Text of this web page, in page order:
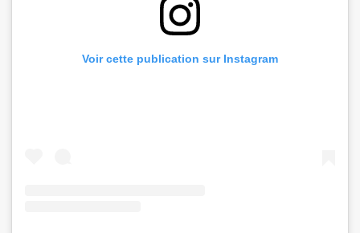
Voir cette publication sur Instagram